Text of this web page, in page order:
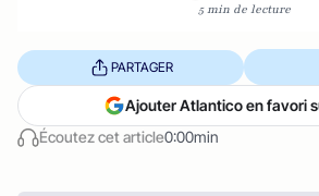
5 min de lecture
Écoutez cet article0:00min
PARTAGER
Ajouter Atlantico en favori